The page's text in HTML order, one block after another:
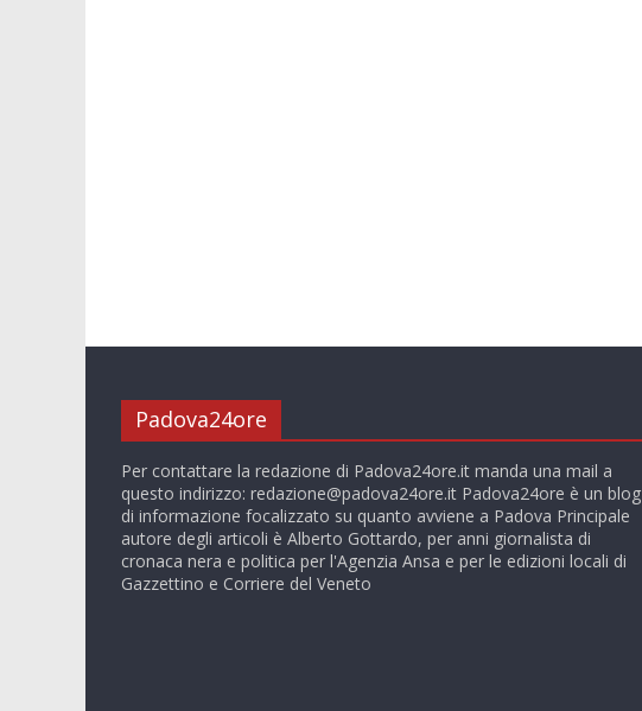
Padova24ore
Per contattare la redazione di Padova24ore.it manda una mail a
questo indirizzo: redazione@padova24ore.it Padova24ore è un blog
di informazione focalizzato su quanto avviene a Padova Principale
autore degli articoli è Alberto Gottardo, per anni giornalista di
cronaca nera e politica per l'Agenzia Ansa e per le edizioni locali di
Gazzettino e Corriere del Veneto